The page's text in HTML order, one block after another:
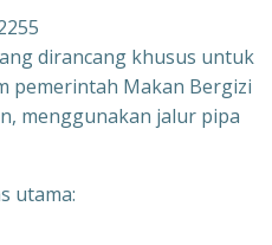
dirancang khusus untuk
pemerintah Makan Bergizi
menggunakan jalur pipa
utama: